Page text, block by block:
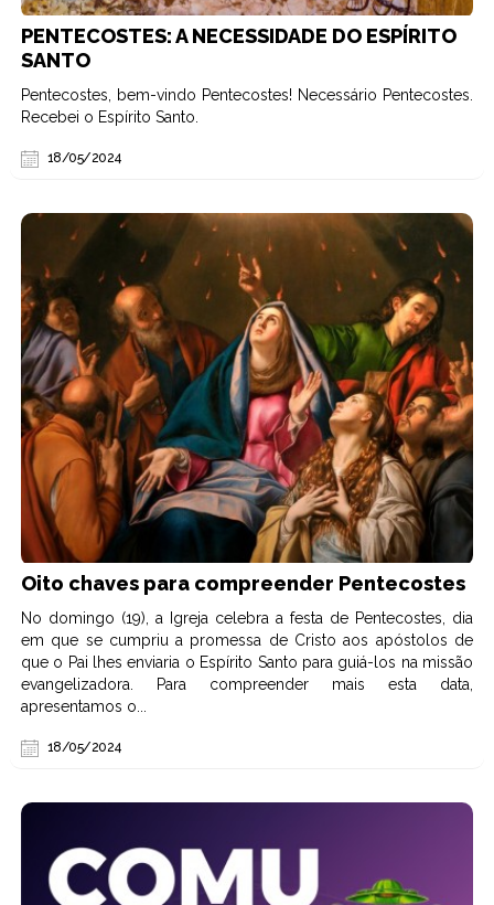
PENTECOSTES: A NECESSIDADE DO ESPÍRITO
SANTO
Pentecostes, bem-vindo Pentecostes! Necessário Pentecostes.
Recebei o Espírito Santo.
18/05/2024
Oito chaves para compreender Pentecostes
No domingo (19), a Igreja celebra a festa de Pentecostes, dia
em que se cumpriu a promessa de Cristo aos apóstolos de
que o Pai lhes enviaria o Espírito Santo para guiá-los na missão
evangelizadora. Para compreender mais esta data,
apresentamos o...
18/05/2024